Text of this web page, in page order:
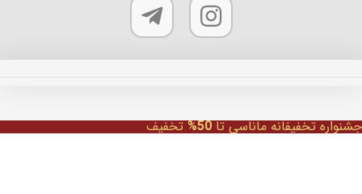
جشنواره تخفیفانه ماناسی تا50% تخفیف